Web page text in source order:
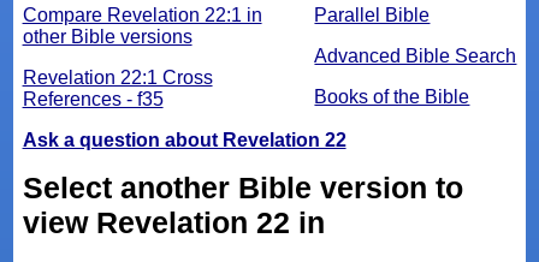
Parallel Bible
Advanced Bible Search
Books of the Bible
Compare Revelation 22:1 in
other Bible versions
Revelation 22:1 Cross
References - f35
Ask a question about Revelation 22
Select another Bible version to
view Revelation 22 in